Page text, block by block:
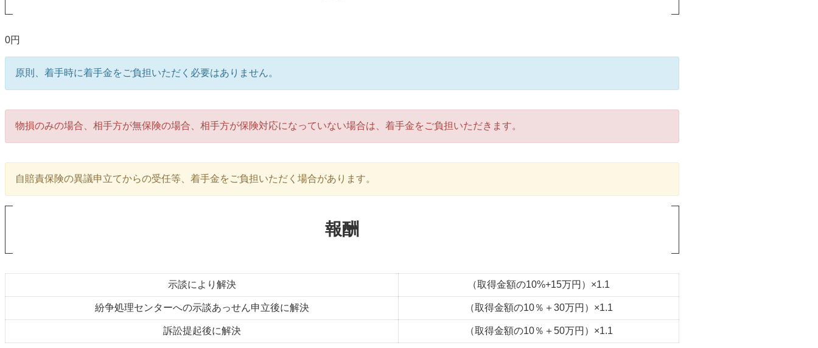
0円
原則、着手時に着手金をご負担いただく必要はありません。
物損のみの場合、相手方が無保険の場合、相手方が保険対応になっていない場合は、着手金をご負担いただきます。
自賠責保険の異議申立てからの受任等、着手金をご負担いただく場合があります。
報酬
示談により解決 （取得金額の10%+15万円）×1.1
紛争処理センターへの示談あっせん申立後に解決 （取得金額の10％＋30万円）×1.1
訴訟提起後に解決 （取得金額の10％＋50万円）×1.1